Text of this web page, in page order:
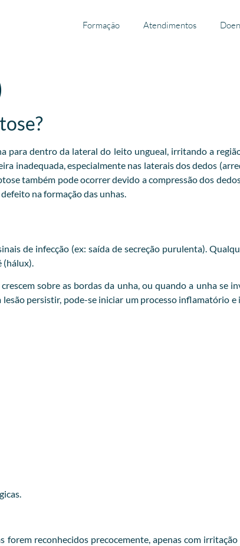
Formação Atendimentos
para dentro da lateral do leito ungueal, irritando a
inadequada, especialmente nas laterais dos dedos
também pode ocorrer devido a compressão dos
na formação das unhas.
de infecção (ex: saída de secreção purulenta).
sobre as bordas da unha, ou quando a unha se
persistir, pode-se iniciar um processo inflamatório
forem reconhecidos precocemente, apenas com